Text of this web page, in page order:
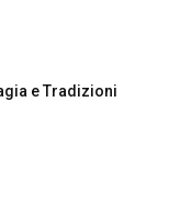
e Tradizioni